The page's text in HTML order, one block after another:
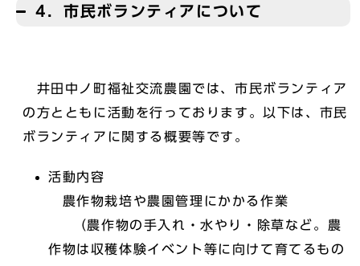
4．市民ボランティアについて
井田中ノ町福祉交流農園では、市民ボランティア
の方とともに活動を行っております。以下は、市民
ボランティアに関する概要等です。
活動内容
農作物栽培や農園管理にかかる作業
（農作物の手入れ・水やり・除草など。農
作物は収穫体験イベント等に向けて育てるもの